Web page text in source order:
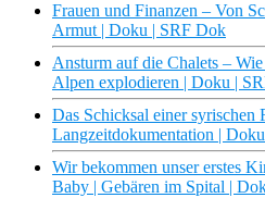
Frauen und Finanzen – Von
Armut | Doku | SRF Dok
Ansturm auf die Chalets –
Alpen explodieren | Doku |
Das Schicksal einer
Langzeitdokumentation |
Wir bekommen unser erstes
Baby | Gebären im Spital |